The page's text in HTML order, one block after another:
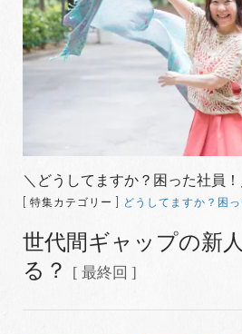
＼どうしてますか？困った社員！
[ 特集カテゴリー ] どうしてますか？困っ
世代間ギャップの新
る？
[ 最終回 ]